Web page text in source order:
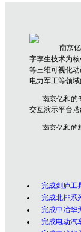
南京亿
字孪生技术为
等三维可视化
电力军工等领
南京亿和的
交互演示平台搭
南京亿和的
公司坚持以创
完成剑庐工
完成北排系
完成中冶华
完成电动汽